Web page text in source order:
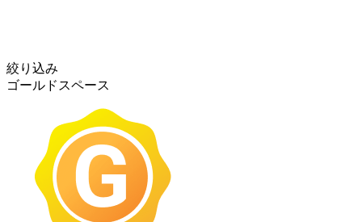
絞り込み
ゴールドスペース